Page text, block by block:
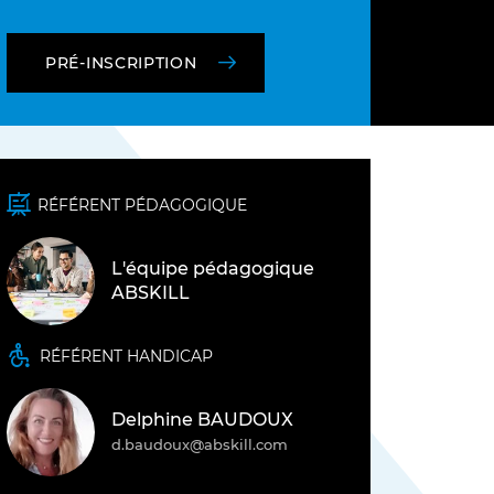
DÉCOUVRIR L'INSTITUT D'ABSKILL
PRÉ-INSCRIPTION
RÉFÉRENT PÉDAGOGIQUE
L'équipe pédagogique
ABSKILL
RÉFÉRENT HANDICAP
Delphine BAUDOUX
d.baudoux@abskill.com